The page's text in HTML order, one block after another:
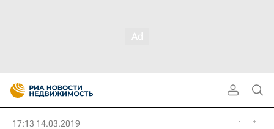
17:13 14.03.2019